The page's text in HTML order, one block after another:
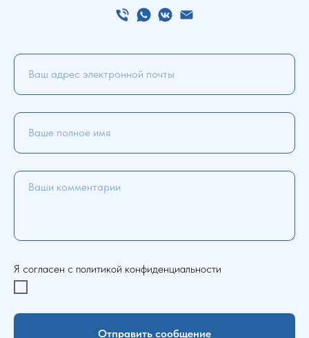
Я согласен с политикой конфиденциальности
Отправить сообщение